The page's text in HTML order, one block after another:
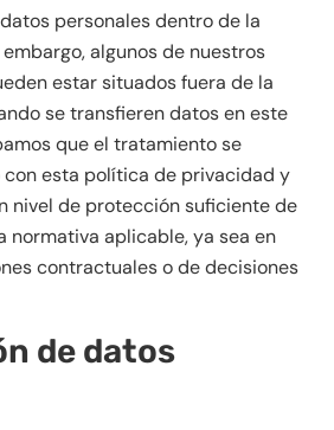
personales dentro de la
embargo, algunos de nuestros
estar situados fuera de la
se transfieren datos en este
que el tratamiento se
con esta política de privacidad y
nivel de protección suficiente de
normativa aplicable, ya sea en
contractuales o de decisiones
de datos